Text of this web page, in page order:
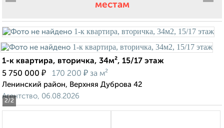
местам
2/2
1-к квартира, вторичка, 34м², 15/17 этаж
5 750 000 ₽ 170 200 ₽ за м²
Ленинский район, Верхняя Дуброва 42
Агентство, 06.08.2026